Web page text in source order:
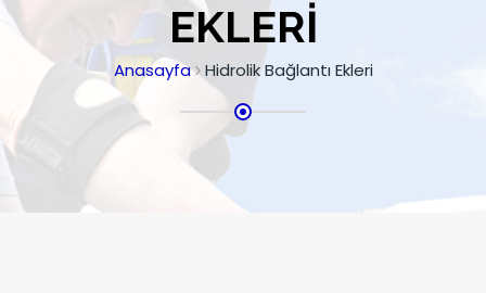
EKLERI
Anasayfa Hidrolik Bağlantı Ekleri